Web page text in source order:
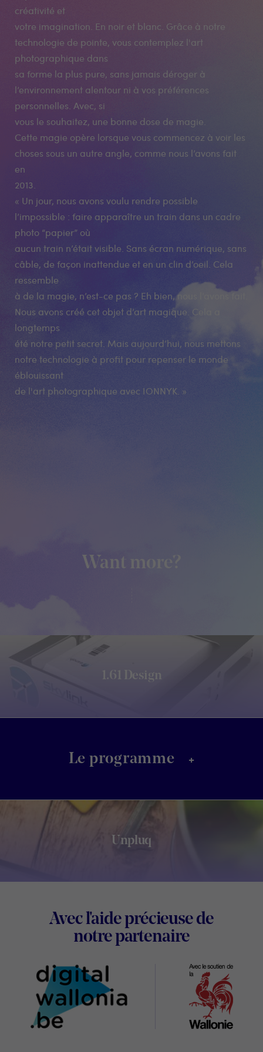
créativité et
votre imagination. En noir et blanc. Grâce à notre
technologie de pointe, vous contemplez l'art
photographique dans
sa forme la plus pure, sans jamais déroger à
l’environnement alentour ni à vos préférences
personnelles. Avec, si
vous le souhaitez, une bonne dose de magie.
Cette magie opère lorsque vous commencez à voir les
choses sous un autre angle, comme nous l’avons fait
en
2013.
« Un jour, nous avons voulu rendre possible
l’impossible : faire apparaître un train dans un cadre
photo “papier” où
aucun train n’était visible. Sans écran numérique, sans
câble, de façon inattendue et en un clin d’oeil. Cela
ressemble
à de la magie, n’est-ce pas ? Eh bien, nous l’avons fait.
Nous avons créé cet objet d’art magique. Cela a
longtemps
été notre petit secret. Mais aujourd’hui, nous mettons
notre technologie à profit pour repenser le monde
éblouissant
de l'art photographique avec IONNYK. »
Want more?
1.61 Design
Le programme +
Unpluq
Avec l'aide précieuse de
notre partenaireDigital